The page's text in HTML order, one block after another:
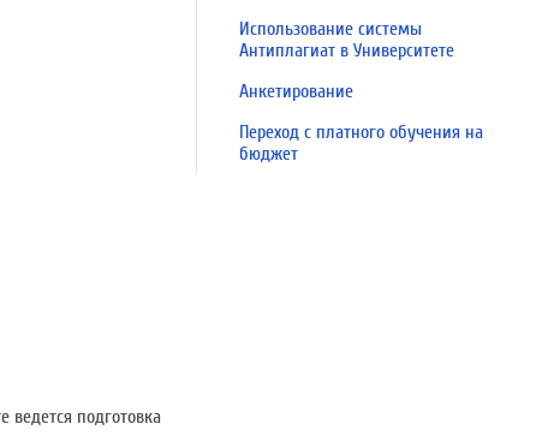
ведется подготовка
Использование системы
Антиплагиат в Университете
Анкетирование
Переход с платного обучения на
бюджет